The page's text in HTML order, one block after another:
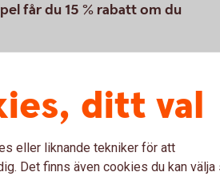
får du 15 % rabatt om du
som är vår
AB är
är
för alla
ditt val
eller liknande tekniker för att
Det finns även cookies du kan välja